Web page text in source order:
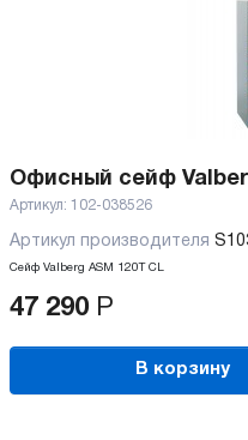
Офисный сейф
Артикул: 102-038526
Артикул производителя
Сейф Valberg ASM 120T CL
47 290 Р
В корзину